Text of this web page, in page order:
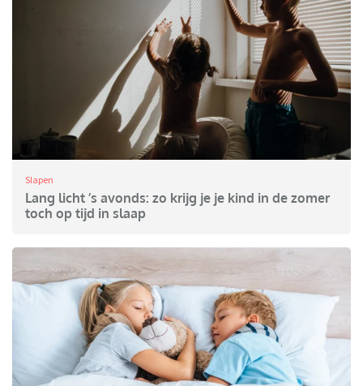
Slapen
Lang licht ’s avonds: zo krijg je je kind in de zomer
toch op tijd in slaap